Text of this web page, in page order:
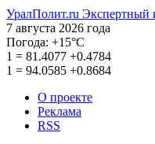
УралПолит.ru Экспертный
7 августа 2026 года
Погода: +15°С
1 = 81.4077 +0.4784
1 = 94.0585 +0.8684
О проекте
Реклама
RSS